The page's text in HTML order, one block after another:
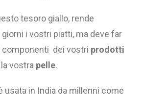
tesoro giallo, rende
i vostri piatti, ma deve far
componenti dei vostri prodotti
vostra pelle.
usata in India da millenni come